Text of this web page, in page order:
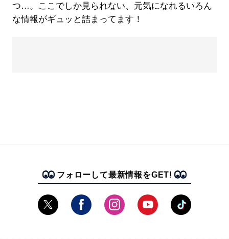
つ…。ここでしか見られない、元気になれるいろん
な情報がギュッと詰まってます！
フォローして最新情報をGET!